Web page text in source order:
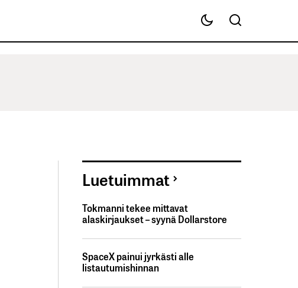
Luetuimmat
Tokmanni tekee mittavat
alaskirjaukset – syynä Dollarstore
SpaceX painui jyrkästi alle
listautumishinnan